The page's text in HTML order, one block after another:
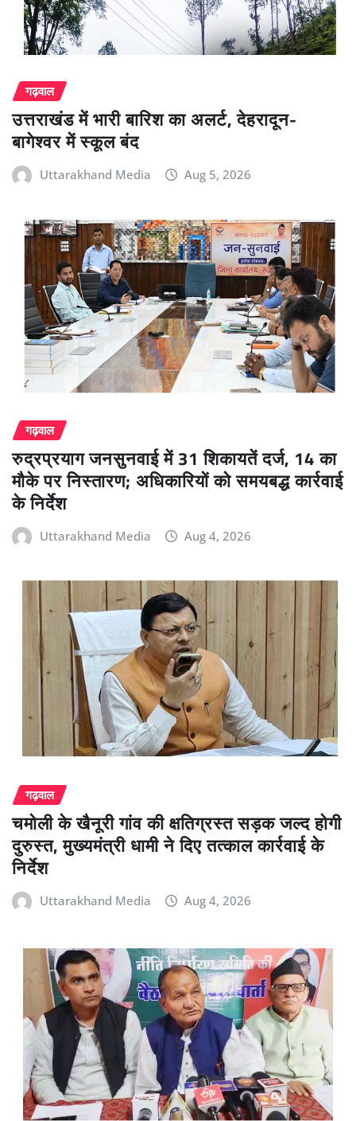
गढ़वाल
उत्तराखंड में भारी बारिश का अलर्ट, देहरादून-
बागेश्वर में स्कूल बंद
Uttarakhand Media Aug 5, 2026
गढ़वाल
रुद्रप्रयाग जनसुनवाई में 31 शिकायतें दर्ज, 14 का
मौके पर निस्तारण; अधिकारियों को समयबद्ध कार्रवाई
के निर्देश
Uttarakhand Media Aug 4, 2026
गढ़वाल
चमोली के खैनूरी गांव की क्षतिग्रस्त सड़क जल्द होगी
दुरुस्त, मुख्यमंत्री धामी ने दिए तत्काल कार्रवाई के
निर्देश
Uttarakhand Media Aug 4, 2026